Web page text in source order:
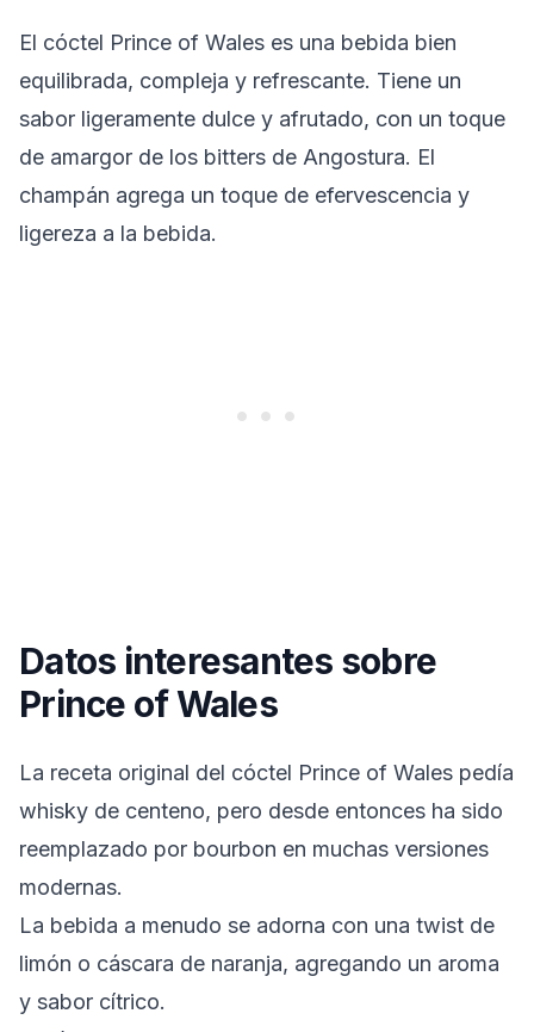
El cóctel Prince of Wales es una bebida bien
equilibrada, compleja y refrescante. Tiene un
sabor ligeramente dulce y afrutado, con un toque
de amargor de los bitters de Angostura. El
champán agrega un toque de efervescencia y
ligereza a la bebida.
Datos interesantes sobre
Prince of Wales
La receta original del cóctel Prince of Wales pedía
whisky de centeno, pero desde entonces ha sido
reemplazado por bourbon en muchas versiones
modernas.
La bebida a menudo se adorna con una twist de
limón o cáscara de naranja, agregando un aroma
y sabor cítrico.